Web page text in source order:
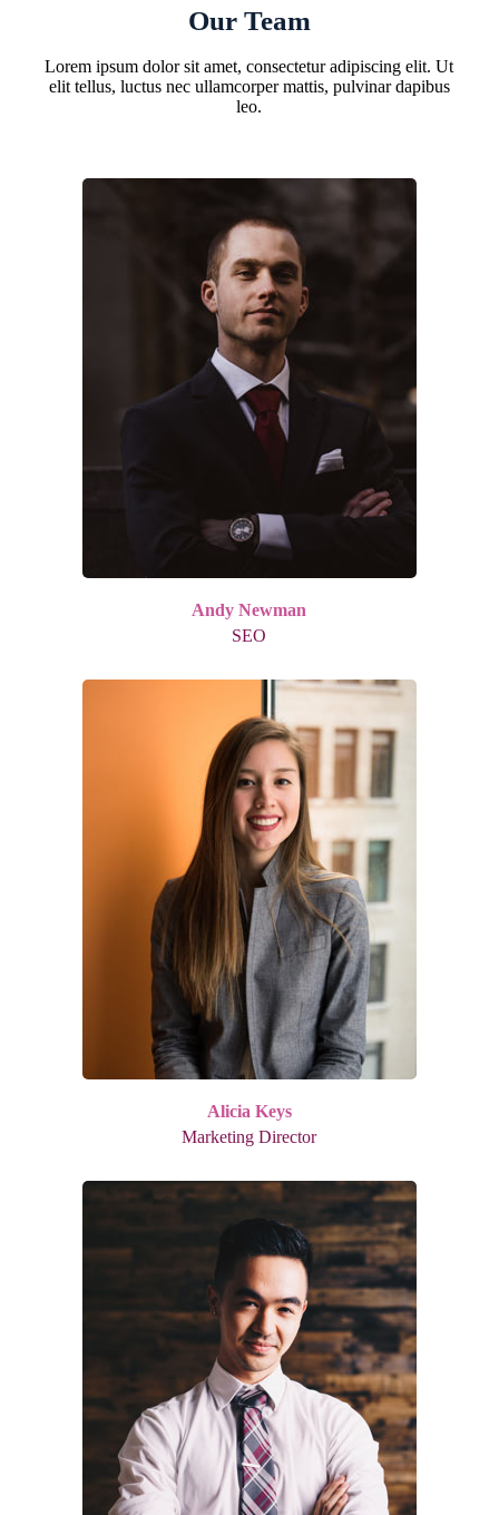
Our Team
Lorem ipsum dolor sit amet, consectetur adipiscing elit. Ut
elit tellus, luctus nec ullamcorper mattis, pulvinar dapibus
leo.
Andy Newman
SEO
Alicia Keys
Marketing Director